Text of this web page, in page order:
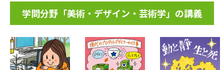
学問分野「美術・デザイン・芸術学」の講義